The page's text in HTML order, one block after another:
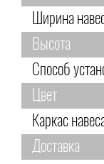
Ширина
Высота
Способ
Цвет
Каркас
Доставка